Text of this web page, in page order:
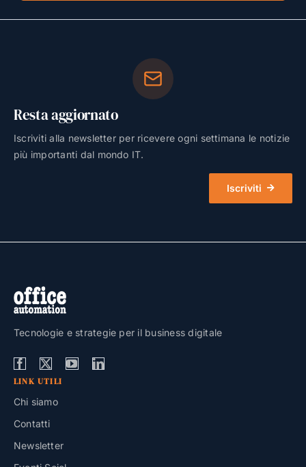
Resta aggiornato
Iscriviti alla newsletter per ricevere ogni settimana le notizie
più importanti dal mondo IT.
Iscriviti
Tecnologie e strategie per il business digitale
LINK UTILI
Chi siamo
Contatti
Newsletter